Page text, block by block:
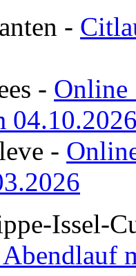
-
- Online
-
Issel-